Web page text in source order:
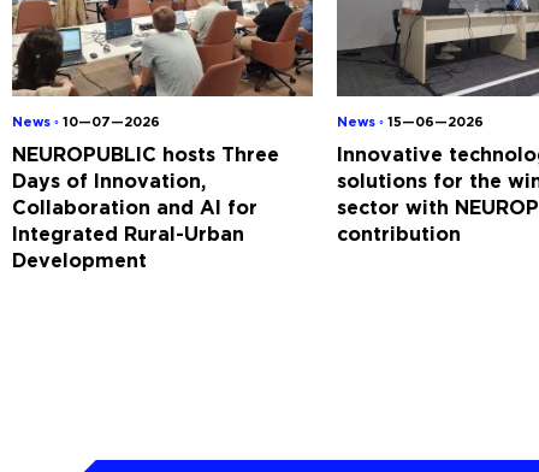
News ◦ 10—07—2026
NEUROPUBLIC hosts Three
Days of Innovation,
Collaboration and AI for
Integrated Rural-Urban
Development
News ◦ 15—06—2026
Innovative
solutions for the
sector with
contribution